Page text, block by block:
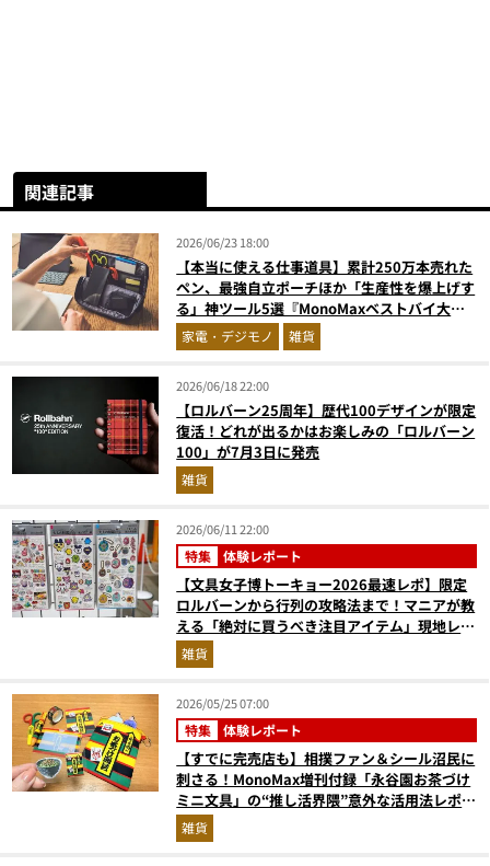
関連記事
2026/06/23 18:00
【本当に使える仕事道具】累計250万本売れた
ペン、最強自立ポーチほか「生産性を爆上げす
る」神ツール5選『MonoMaxベストバイ大
賞』
家電・デジモノ 雑貨
2026/06/18 22:00
【ロルバーン25周年】歴代100デザインが限定
復活！どれが出るかはお楽しみの「ロルバーン
100」が7月3日に発売
雑貨
2026/06/11 22:00
特集 体験レポート
【文具女子博トーキョー2026最速レポ】限定
ロルバーンから行列の攻略法まで！マニアが教
える「絶対に買うべき注目アイテム」現地レポ
ート
雑貨
2026/05/25 07:00
特集 体験レポート
【すでに完売店も】相撲ファン＆シール沼民に
刺さる！MonoMax増刊付録「永谷園お茶づけ
ミニ文具」の“推し活界隈”意外な活用法レポー
ト雑貨